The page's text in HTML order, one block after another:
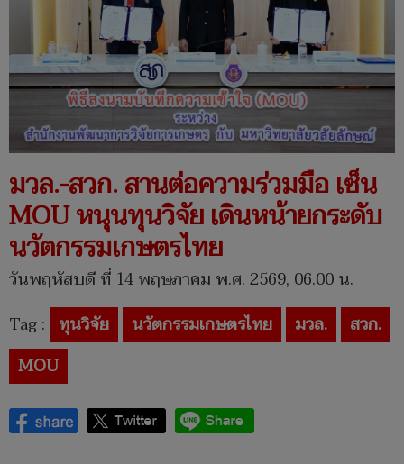
มวล.-สวก. สานต่อความร่วมมือ เซ็น
MOU หนุนทุนวิจัย เดินหน้ายกระดับ
นวัตกรรมเกษตรไทย
วันพฤหัสบดี ที่ 14 พฤษภาคม พ.ศ. 2569, 06.00 น.
Tag : ทุนวิจัย นวัตกรรมเกษตรไทย มวล.
สวก.
MOU